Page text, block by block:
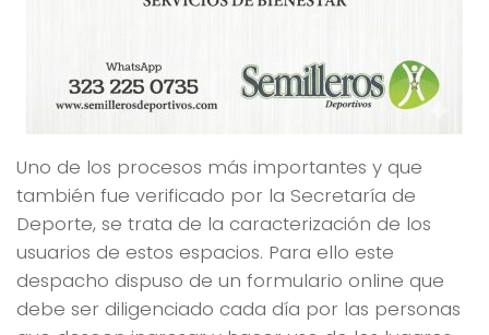
Uno de los procesos más importantes y que
también fue verificado por la Secretaría de
Deporte, se trata de la caracterización de los
usuarios de estos espacios. Para ello este
despacho dispuso de un formulario online que
debe ser diligenciado cada día por las personas